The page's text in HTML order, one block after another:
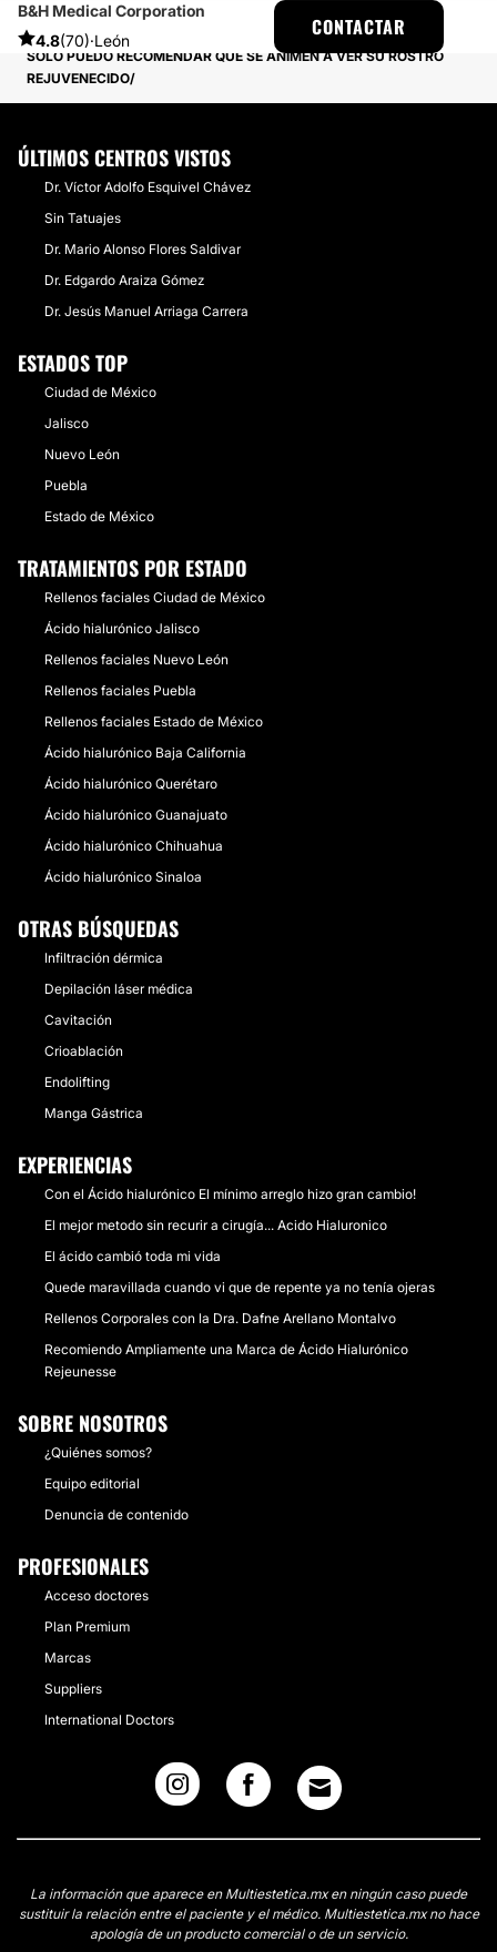
B&H Medical Corporation
4.8(70)·León
CONTACTAR
MULTIESTETICA
EXPERIENCIAS
EXPERIENCIAS SOBRE ÁCIDO HIALURÓNICO
SÓLO PUEDO RECOMENDAR QUE SE ANIMEN A VER SU ROSTRO
REJUVENECIDO
ÚLTIMOS CENTROS VISTOS
Dr. Víctor Adolfo Esquivel Chávez
Sin Tatuajes
Dr. Mario Alonso Flores Saldivar
Dr. Edgardo Araiza Gómez
Dr. Jesús Manuel Arriaga Carrera
ESTADOS TOP
Ciudad de México
Jalisco
Nuevo León
Puebla
Estado de México
TRATAMIENTOS POR ESTADO
Rellenos faciales Ciudad de México
Ácido hialurónico Jalisco
Rellenos faciales Nuevo León
Rellenos faciales Puebla
Rellenos faciales Estado de México
Ácido hialurónico Baja California
Ácido hialurónico Querétaro
Ácido hialurónico Guanajuato
Ácido hialurónico Chihuahua
Ácido hialurónico Sinaloa
OTRAS BÚSQUEDAS
Infiltración dérmica
Depilación láser médica
Cavitación
Crioablación
Endolifting
Manga Gástrica
EXPERIENCIAS
Con el Ácido hialurónico El mínimo arreglo hizo gran cambio!
El mejor metodo sin recurir a cirugía... Acido Hialuronico
El ácido cambió toda mi vida
Quede maravillada cuando vi que de repente ya no tenía ojeras
Rellenos Corporales con la Dra. Dafne Arellano Montalvo
Recomiendo Ampliamente una Marca de Ácido Hialurónico
Rejeunesse
SOBRE NOSOTROS
¿Quiénes somos?
Equipo editorial
Denuncia de contenido
PROFESIONALES
Acceso doctores
Plan Premium
Marcas
Suppliers
International Doctors
La información que aparece en Multiestetica.mx en ningún caso puede
sustituir la relación entre el paciente y el médico. Multiestetica.mx no hace
apología de un producto comercial o de un servicio.